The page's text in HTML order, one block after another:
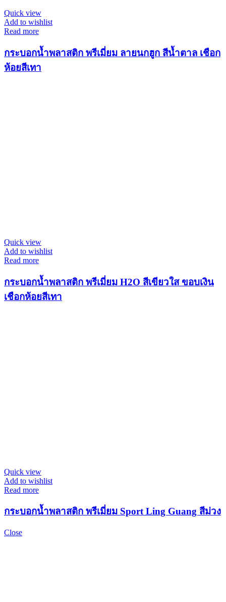
Quick view
Add to wishlist
Read more
กระบอกน้ำพลาสติก พรีเมี่ยม ลายนกฮูก สีน้ำตาล เชือก
ห้อยสีเทา
Quick view
Add to wishlist
Read more
กระบอกน้ำพลาสติก พรีเมี่ยม H2O สีเขียวใส ขอบเงิน
เชือกห้อยสีเทา
Quick view
Add to wishlist
Read more
กระบอกน้ำพลาสติก พรีเมี่ยม Sport Ling Guang สีม่วง
Close